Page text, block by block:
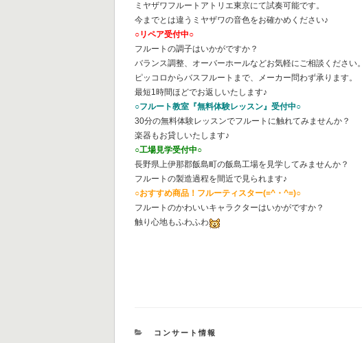
ミヤザワフルートアトリエ東京にて試奏可能です。
今までとは違うミヤザワの音色をお確かめください♪
○リペア受付中○
フルートの調子はいかがですか？
バランス調整、オーバーホールなどお気軽にご相談ください。
ピッコロからバスフルートまで、メーカー問わず承ります。
最短1時間ほどでお返しいたします♪
○フルート教室『無料体験レッスン』受付中○
30分の無料体験レッスンでフルートに触れてみませんか？
楽器もお貸しいたします♪
○工場見学受付中○
長野県上伊那郡飯島町の飯島工場を見学してみませんか？
フルートの製造過程を間近で見られます♪
○おすすめ商品！フルーティスター(=^・^=)○
フルートのかわいいキャラクターはいかがですか？
触り心地もふわふわ
カ
コンサート情報